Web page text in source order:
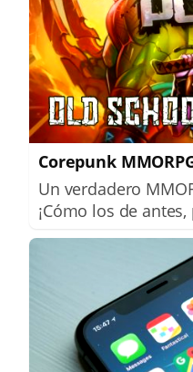
Corepunk
Un verdadero
¡Cómo los de